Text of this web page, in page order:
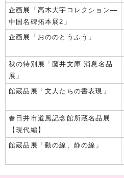
企画展「高木大宇コレクション―
中国名碑拓本展2」
企画展「おののとうふう」
秋の特別展「藤井文庫 消息名品
展」
館蔵品展「文人たちの書表現」
春日井市道風記念館所蔵名品展
【現代編】
館蔵品展「動の線、静の線」